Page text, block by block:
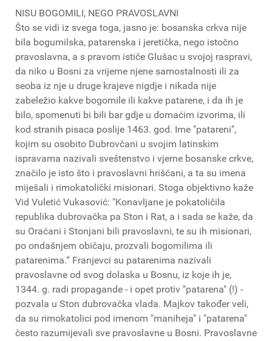
NISU BOGOMILI, NEGO PRAVOSLAVNI
Što se vidi iz svega toga, jasno je: bosanska crkva nije
bila bogumilska, patarenska i jeretička, nego istočno
pravoslavna, a s pravom ističe Glušac u svojoj raspravi,
da niko u Bosni za vrijeme njene samostalnosti ili za
seoba iz nje u druge krajeve nigdje i nikada nije
zabeležio kakve bogomile ili kakve patarene, i da ih je
bilo, spomenuti bi bili bar gdje u domaćim izvorima, ili
kod stranih pisaca poslije 1463. god. Ime "patareni",
kojim su osobito Dubrovčani u svojim latinskim
ispravama nazivali sveštenstvo i vjerne bosanske crkve,
značilo je isto što i pravoslavni hrišćani, a ta su imena
miješali i rimokatolički misionari. Stoga objektivno kaže
Vid Vuletić Vukasović: "Konavljane je pokatoličila
republika dubrovačka pa Ston i Rat, a i sada se kaže, da
su Oraćani i Stonjani bili pravoslavni, te su ih misionari,
po ondašnjem običaju, prozvali bogomilima ili
patarenima.“ Franjevci su patarenima nazivali
pravoslavne od svog dolaska u Bosnu, iz koje ih je,
1344. g. radi propagande - i opet protiv "patarena" (!) -
pozvala u Ston dubrovačka vlada. Majkov također veli,
da su rimokatolici pod imenom "maniheja" i "patarena"
često razumijevali sve pravoslavne u Bosni. Pravoslavne